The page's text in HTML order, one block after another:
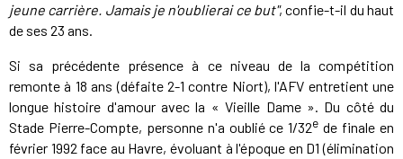
jeune carrière. Jamais je n'oublierai ce but", confie-t-il du haut
de ses 23 ans.
Si sa précédente présence à ce niveau de la compétition
remonte à 18 ans (défaite 2-1 contre Niort), l'AFV entretient une
longue histoire d'amour avec la « Vieille Dame ». Du côté du
Stade Pierre-Compte, personne n'a oublié ce 1/32e de finale en
février 1992 face au Havre, évoluant à l'époque en D1 (élimination